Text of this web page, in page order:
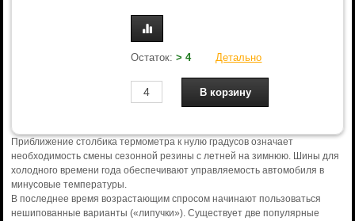
Остаток:> 4 Детально
Приближение столбика термометра к нулю градусов означает
необходимость смены сезонной резины с летней на зимнюю. Шины для
холодного времени года обеспечивают управляемость автомобиля в
минусовые температуры.
В последнее время возрастающим спросом начинают пользоваться
нешипованные варианты («липучки»). Существует две популярные